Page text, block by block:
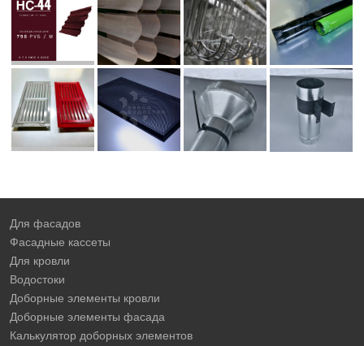
Для фасадов
Фасадные кассеты
Для кровли
Водостоки
Доборные элементы кровли
Доборные элементы фасада
Калькулятор доборных элементов